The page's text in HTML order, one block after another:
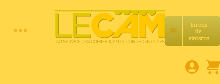
En cas
de
sinistre
Toggle